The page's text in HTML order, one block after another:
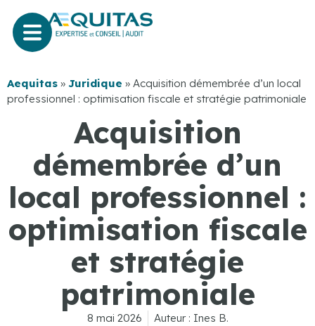
Aequitas » Juridique » Acquisition démembrée d’un local
professionnel : optimisation fiscale et stratégie patrimoniale
Acquisition
démembrée d’un
local professionnel :
optimisation fiscale
et stratégie
patrimoniale
8 mai 2026 Auteur : Ines B.